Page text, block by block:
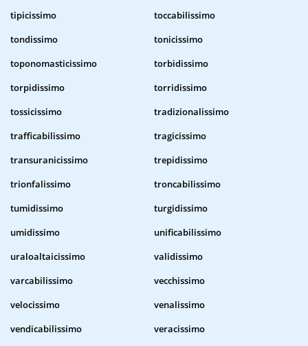
tipicissimo
toccabilissimo
tondissimo
tonicissimo
toponomasticissimo
torbidissimo
torpidissimo
torridissimo
tossicissimo
tradizionalissimo
trafficabilissimo
tragicissimo
transuranicissimo
trepidissimo
trionfalissimo
troncabilissimo
tumidissimo
turgidissimo
umidissimo
unificabilissimo
uraloaltaicissimo
validissimo
varcabilissimo
vecchissimo
velocissimo
venalissimo
vendicabilissimo
veracissimo